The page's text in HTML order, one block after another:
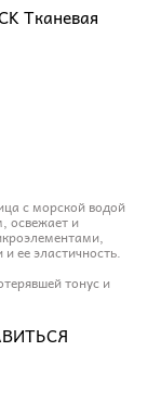
Тканевая
с морской водой
освежает и
ее эластичность.
тонус и